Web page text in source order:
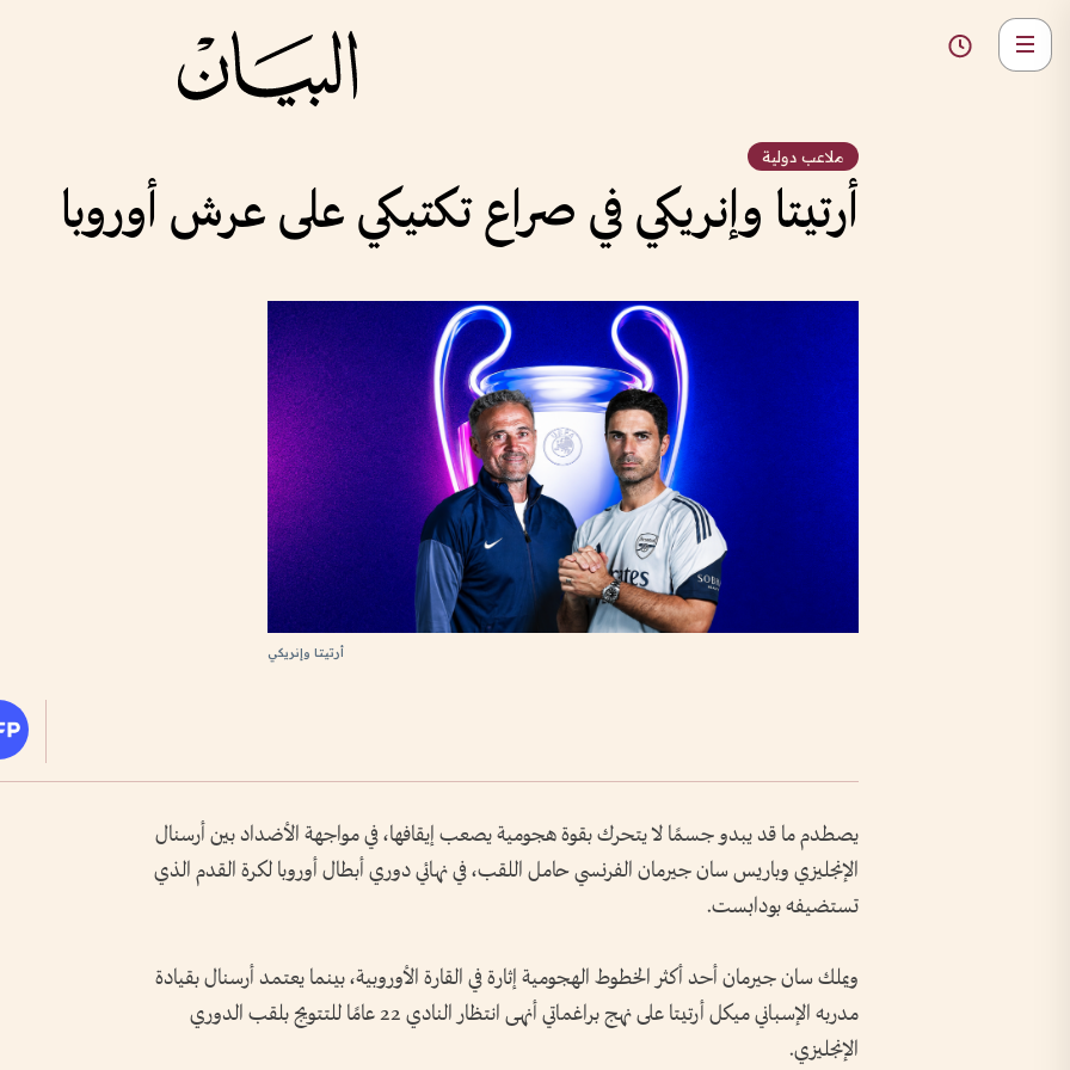
ملاعب دولية
أرتيتا وإنريكي في صراع تكتيكي على عرش أوروبا
أرتيتا وإنريكي
يصطدم ما قد يبدو جسمًا لا يتحرك بقوة هجومية يصعب إيقافها، في مواجهة الأضداد بين أرسنال
الإنجليزي وباريس سان جيرمان الفرنسي حامل اللقب، في نهائي دوري أبطال أوروبا لكرة القدم الذي
تستضيفه بودابست.
ويملك سان جيرمان أحد أكثر الخطوط الهجومية إثارة في القارة الأوروبية، بينما يعتمد أرسنال بقيادة
مدربه الإسباني ميكل أرتيتا على نهج براغماتي أنهى انتظار النادي 22 عامًا للتتويج بلقب الدوري
الإنجليزي.